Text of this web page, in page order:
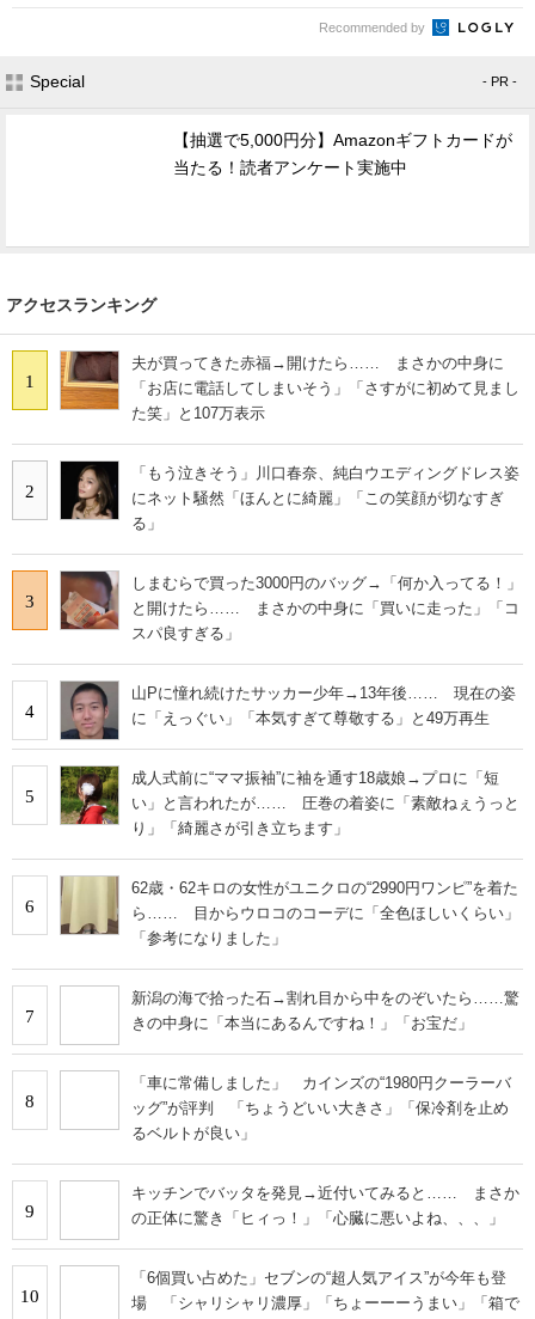
Recommended by
Special - PR -
【抽選で5,000円分】Amazonギフトカードが
当たる！読者アンケート実施中
アクセスランキング
1
夫が買ってきた赤福→開けたら…… まさかの中身に
「お店に電話してしまいそう」「さすがに初めて見まし
た笑」と107万表示
2
「もう泣きそう」川口春奈、純白ウエディングドレス姿
にネット騒然「ほんとに綺麗」「この笑顔が切なすぎ
る」
3
しまむらで買った3000円のバッグ→「何か入ってる！」
と開けたら…… まさかの中身に「買いに走った」「コ
スパ良すぎる」
4
山Pに憧れ続けたサッカー少年→13年後…… 現在の姿
に「えっぐい」「本気すぎて尊敬する」と49万再生
5
成人式前に“ママ振袖”に袖を通す18歳娘→プロに「短
い」と言われたが…… 圧巻の着姿に「素敵ねぇうっと
り」「綺麗さが引き立ちます」
6
62歳・62キロの女性がユニクロの“2990円ワンピ”を着た
ら…… 目からウロコのコーデに「全色ほしいくらい」
「参考になりました」
7
新潟の海で拾った石→割れ目から中をのぞいたら……驚
きの中身に「本当にあるんですね！」「お宝だ」
8
「車に常備しました」 カインズの“1980円クーラーバ
ッグ”が評判 「ちょうどいい大きさ」「保冷剤を止め
るベルトが良い」
9
キッチンでバッタを発見→近付いてみると…… まさか
の正体に驚き「ヒィっ！」「心臓に悪いよね、、、」
10
「6個買い占めた」セブンの“超人気アイス”が今年も登
場 「シャリシャリ濃厚」「ちょーーーうまい」「箱で